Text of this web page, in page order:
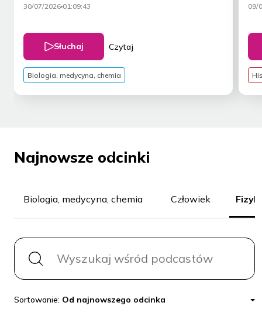
30/07/2026 01:09:43
Słuchaj Czytaj
Biologia, medycyna, chemia
09/
Najnowsze odcinki
Biologia, medycyna, chemia Człowiek
Wyszukaj wśród podcastów
Sortowanie: Od najnowszego odcinka